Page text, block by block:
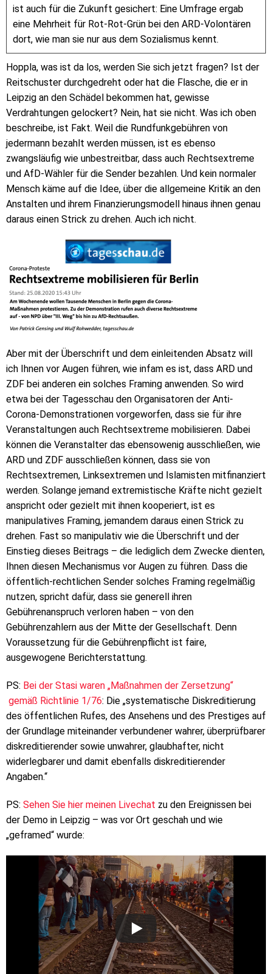
ist auch für die Zukunft gesichert: Eine Umfrage ergab
eine Mehrheit für Rot-Rot-Grün bei den ARD-Volontären
dort, wie man sie nur aus dem Sozialismus kennt.
Hoppla, was ist da los, werden Sie sich jetzt fragen? Ist der
Reitschuster durchgedreht oder hat die Flasche, die er in
Leipzig an den Schädel bekommen hat, gewisse
Verdrahtungen gelockert? Nein, hat sie nicht. Was ich oben
beschreibe, ist Fakt. Weil die Rundfunkgebühren von
jedermann bezahlt werden müssen, ist es ebenso
zwangsläufig wie unbestreitbar, dass auch Rechtsextreme
und AfD-Wähler für die Sender bezahlen. Und kein normaler
Mensch käme auf die Idee, über die allgemeine Kritik an den
Anstalten und ihrem Finanzierungsmodell hinaus ihnen genau
daraus einen Strick zu drehen. Auch ich nicht.
Aber mit der Überschrift und dem einleitenden Absatz will
ich Ihnen vor Augen führen, wie infam es ist, dass ARD und
ZDF bei anderen ein solches Framing anwenden. So wird
etwa bei der Tagesschau den Organisatoren der Anti-
Corona-Demonstrationen vorgeworfen, dass sie für ihre
Veranstaltungen auch Rechtsextreme mobilisieren. Dabei
können die Veranstalter das ebensowenig ausschließen, wie
ARD und ZDF ausschließen können, dass sie von
Rechtsextremen, Linksextremen und Islamisten mitfinanziert
werden. Solange jemand extremistische Kräfte nicht gezielt
anspricht oder gezielt mit ihnen kooperiert, ist es
manipulatives Framing, jemandem daraus einen Strick zu
drehen. Fast so manipulativ wie die Überschrift und der
Einstieg dieses Beitrags – die lediglich dem Zwecke dienten,
Ihnen diesen Mechanismus vor Augen zu führen. Dass die
öffentlich-rechtlichen Sender solches Framing regelmäßig
nutzen, spricht dafür, dass sie generell ihren
Gebührenanspruch verloren haben – von den
Gebührenzahlern aus der Mitte der Gesellschaft. Denn
Voraussetzung für die Gebührenpflicht ist faire,
ausgewogene Berichterstattung.
PS: Bei der Stasi waren „Maßnahmen der Zersetzung“
gemäß Richtlinie 1/76: Die „systematische Diskreditierung
des öffentlichen Rufes, des Ansehens und des Prestiges auf
der Grundlage miteinander verbundener wahrer, überprüfbarer
diskreditierender sowie unwahrer, glaubhafter, nicht
widerlegbarer und damit ebenfalls diskreditierender
Angaben.“
PS: Sehen Sie hier meinen Livechat zu den Ereignissen bei
der Demo in Leipzig – was vor Ort geschah und wie
„geframed“ wurde: